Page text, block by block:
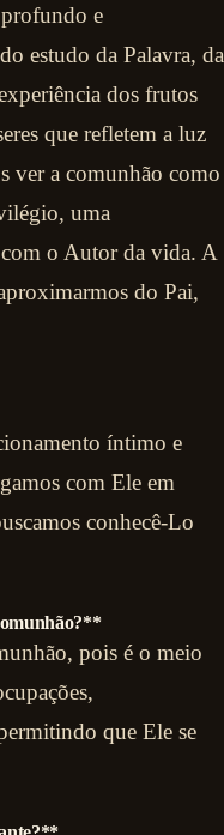
e
estudo da Palavra, da
dos frutos
que refletem a luz
ver a comunhão como
uma
o Autor da vida. A
do Pai,
íntimo e
com Ele em
conhecê-Lo
pois é o meio
que Ele se